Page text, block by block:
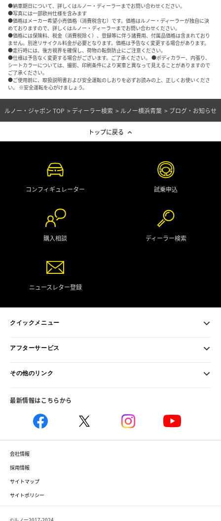
●納車期日について、詳しくはルノー・ディーラーまでお問い合わせください。
●写真には一部欧州仕様を含みます
●価格はメーカー希望小売価格（消費税含む）です。価格はルノー・ディーラーが独自に決
めておりますので、詳しくはルノー・ディーラーまでお問い合わせください。
●価格には保険料、税金（消費税除く）、登録等に伴う諸費用、付属品価格は含まれており
ません。別途リサイクル料金が必要となります。価格は予告なく変更する場合があります。
●走行時には、後方視界を確保し、荷物の転倒防止にご注意ください。
●仕様は予告なく変更する場合がございます。ご了承ください。 ●ボディカラー、内張り、
シートカラーについては、撮影、印刷条件により実車と異なって見えることがありますので
ご了承ください。
●ご使用前に、取扱説明書および安全運転のしおりを必ずお読みの上、正しくお使いくださ
い。 ※安全運転を心がけましょう。
ルノー・ジャポン TOP ディーラー検索 ルノー横浜青葉 ブログ・お知らせ
トップに戻る
コンフィギュレーター 試乗申込
購入相談 ディーラー検索
ニュースレター登録
クイックメニュー
アフターサービス
その他のリンク
最新情報はこちらから
会社情報
採用情報
サイトマップ
サイトポリシー